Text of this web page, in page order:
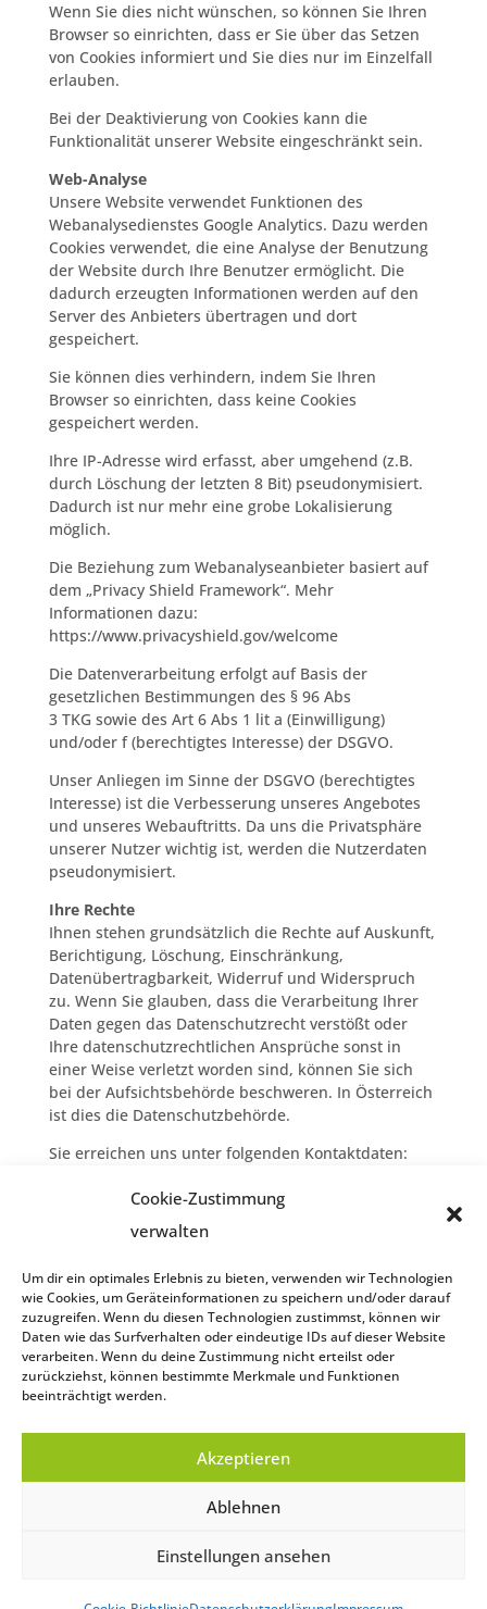
Cookie-Zustimmung
verwalten
Um dir ein optimales Erlebnis zu bieten, verwenden wir Technologien
wie Cookies, um Geräteinformationen zu speichern und/oder darauf
zuzugreifen. Wenn du diesen Technologien zustimmst, können wir
Daten wie das Surfverhalten oder eindeutige IDs auf dieser Website
verarbeiten. Wenn du deine Zustimmung nicht erteilst oder
zurückziehst, können bestimmte Merkmale und Funktionen
beeinträchtigt werden.
Akzeptieren
Ablehnen
Einstellungen ansehen
Wenn Sie dies nicht wünschen, so können Sie Ihren
Browser so einrichten, dass er Sie über das Setzen
von Cookies informiert und Sie dies nur im Einzelfall
erlauben.
Bei der Deaktivierung von Cookies kann die
Funktionalität unserer Website eingeschränkt sein.
Web-Analyse
Unsere Website verwendet Funktionen des
Webanalysedienstes Google Analytics. Dazu werden
Cookies verwendet, die eine Analyse der Benutzung
der Website durch Ihre Benutzer ermöglicht. Die
dadurch erzeugten Informationen werden auf den
Server des Anbieters übertragen und dort
gespeichert.
Sie können dies verhindern, indem Sie Ihren
Browser so einrichten, dass keine Cookies
gespeichert werden.
Ihre IP-Adresse wird erfasst, aber umgehend (z.B.
durch Löschung der letzten 8 Bit) pseudonymisiert.
Dadurch ist nur mehr eine grobe Lokalisierung
möglich.
Die Beziehung zum Webanalyseanbieter basiert auf
dem „Privacy Shield Framework“. Mehr
Informationen dazu:
https://www.privacyshield.gov/welcome
Die Datenverarbeitung erfolgt auf Basis der
gesetzlichen Bestimmungen des § 96 Abs
3 TKG sowie des Art 6 Abs 1 lit a (Einwilligung)
und/oder f (berechtigtes Interesse) der DSGVO.
Unser Anliegen im Sinne der DSGVO (berechtigtes
Interesse) ist die Verbesserung unseres Angebotes
und unseres Webauftritts. Da uns die Privatsphäre
unserer Nutzer wichtig ist, werden die Nutzerdaten
pseudonymisiert.
Ihre Rechte
Ihnen stehen grundsätzlich die Rechte auf Auskunft,
Berichtigung, Löschung, Einschränkung,
Datenübertragbarkeit, Widerruf und Widerspruch
zu. Wenn Sie glauben, dass die Verarbeitung Ihrer
Daten gegen das Datenschutzrecht verstößt oder
Ihre datenschutzrechtlichen Ansprüche sonst in
einer Weise verletzt worden sind, können Sie sich
bei der Aufsichtsbehörde beschweren. In Österreich
ist dies die Datenschutzbehörde.
Sie erreichen uns unter folgenden Kontaktdaten:
Eiermacher G.m.b.H.
4550 Kremsmünster
Fax 07583/215 50–299
office@eiermacher.at
www.eiermacher.at
Datenschutzerklärung
Cookie-Richtlinie (EU)